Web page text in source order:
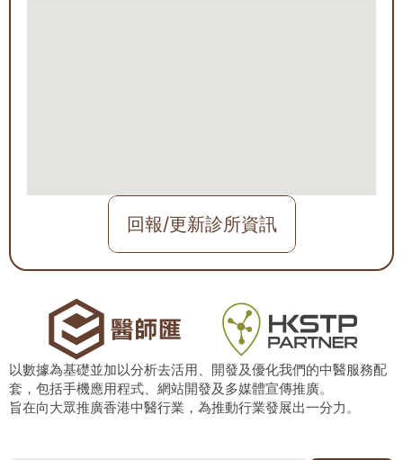
回報/更新診所資訊
以數據為基礎並加以分析去活用、開發及優化我們的中醫服務配
套，包括手機應用程式、網站開發及多媒體宣傳推廣。
旨在向大眾推廣香港中醫行業，為推動行業發展出一分力。